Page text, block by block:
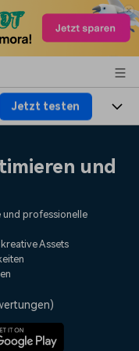
Jetzt testen
Sie
und
und professionelle
Assets
)